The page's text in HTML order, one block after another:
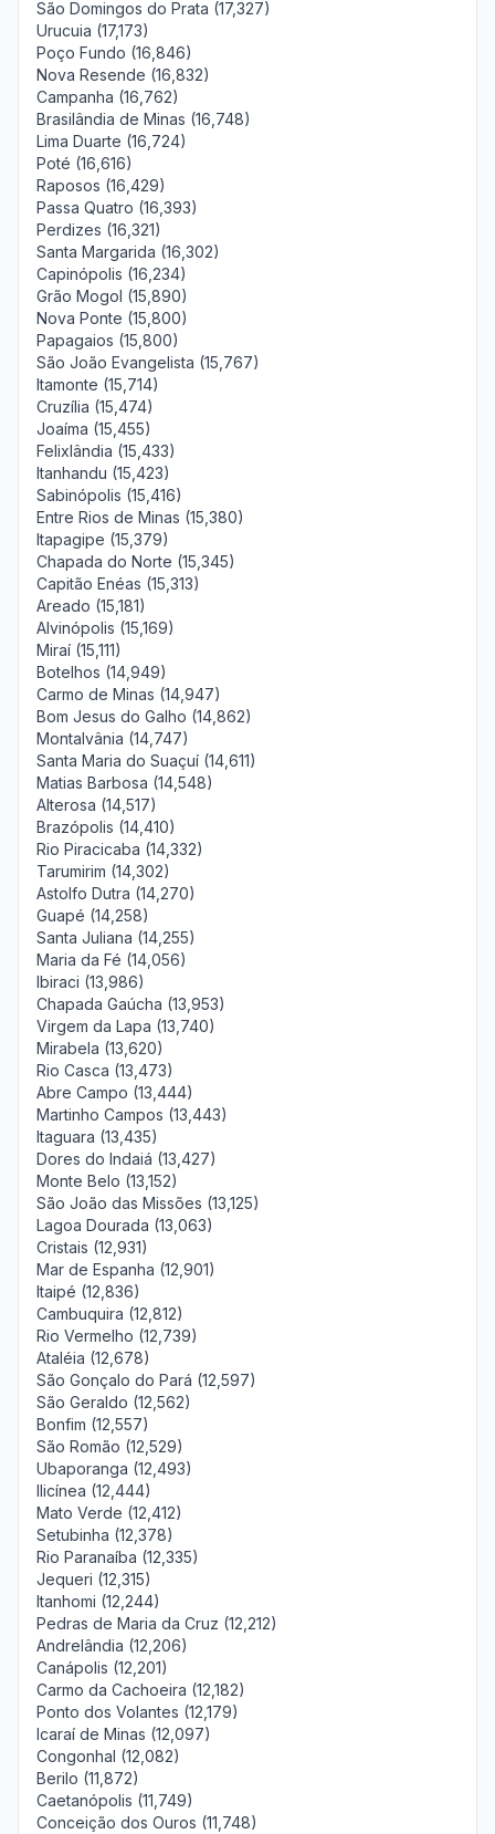
São Domingos do Prata (17,327)
Urucuia (17,173)
Poço Fundo (16,846)
Nova Resende (16,832)
Campanha (16,762)
Brasilândia de Minas (16,748)
Lima Duarte (16,724)
Poté (16,616)
Raposos (16,429)
Passa Quatro (16,393)
Perdizes (16,321)
Santa Margarida (16,302)
Capinópolis (16,234)
Grão Mogol (15,890)
Nova Ponte (15,800)
Papagaios (15,800)
São João Evangelista (15,767)
Itamonte (15,714)
Cruzília (15,474)
Joaíma (15,455)
Felixlândia (15,433)
Itanhandu (15,423)
Sabinópolis (15,416)
Entre Rios de Minas (15,380)
Itapagipe (15,379)
Chapada do Norte (15,345)
Capitão Enéas (15,313)
Areado (15,181)
Alvinópolis (15,169)
Miraí (15,111)
Botelhos (14,949)
Carmo de Minas (14,947)
Bom Jesus do Galho (14,862)
Montalvânia (14,747)
Santa Maria do Suaçuí (14,611)
Matias Barbosa (14,548)
Alterosa (14,517)
Brazópolis (14,410)
Rio Piracicaba (14,332)
Tarumirim (14,302)
Astolfo Dutra (14,270)
Guapé (14,258)
Santa Juliana (14,255)
Maria da Fé (14,056)
Ibiraci (13,986)
Chapada Gaúcha (13,953)
Virgem da Lapa (13,740)
Mirabela (13,620)
Rio Casca (13,473)
Abre Campo (13,444)
Martinho Campos (13,443)
Itaguara (13,435)
Dores do Indaiá (13,427)
Monte Belo (13,152)
São João das Missões (13,125)
Lagoa Dourada (13,063)
Cristais (12,931)
Mar de Espanha (12,901)
Itaipé (12,836)
Cambuquira (12,812)
Rio Vermelho (12,739)
Ataléia (12,678)
São Gonçalo do Pará (12,597)
São Geraldo (12,562)
Bonfim (12,557)
São Romão (12,529)
Ubaporanga (12,493)
Ilicínea (12,444)
Mato Verde (12,412)
Setubinha (12,378)
Rio Paranaíba (12,335)
Jequeri (12,315)
Itanhomi (12,244)
Pedras de Maria da Cruz (12,212)
Andrelândia (12,206)
Canápolis (12,201)
Carmo da Cachoeira (12,182)
Ponto dos Volantes (12,179)
Icaraí de Minas (12,097)
Congonhal (12,082)
Berilo (11,872)
Caetanópolis (11,749)
Conceição dos Ouros (11,748)